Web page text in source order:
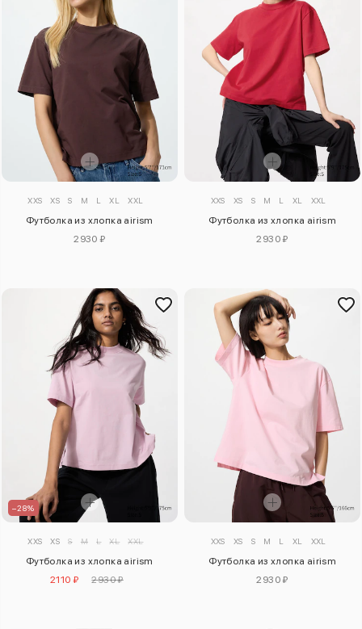
XXS XS S M L XL XXL
Футболка из хлопка airism
2930 ₽
XXS XS S M L XL XXL
Футболка из хлопка airism
2930 ₽
–28%
XXS XS S M L XL XXL
Футболка из хлопка airism
2110 ₽
2930 ₽
XXS XS S M L XL XXL
Футболка из хлопка airism
2930 ₽